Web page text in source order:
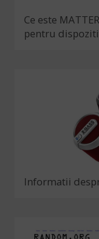
Ce este
pentru
Informatii